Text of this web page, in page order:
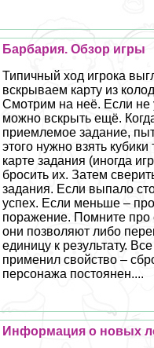
Барбария. Обзор игры
Типичный ход игрока
вскрываем карту из
Смотрим на неё. Если не
можно вскрыть ещё.
приемлемое задание,
этого нужно взять
карте задания (иногда
бросить их. Затем
задания. Если выпало
успех. Если меньше –
поражение. Помните про
они позволяют либо
единицу к результату.
применил свойство –
персонажа постоянен....
Информация о новых